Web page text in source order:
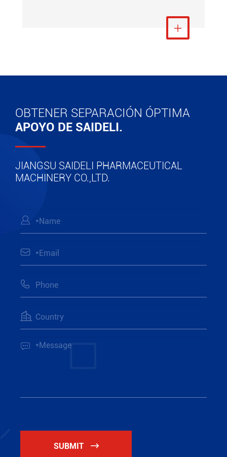
Ver más

OBTENER SEPARACIÓN ÓPTIMA
APOYO DE SAIDELI.
JIANGSU SAIDELI PHARMACEUTICAL
MACHINERY CO.,LTD.





SUBMIT 